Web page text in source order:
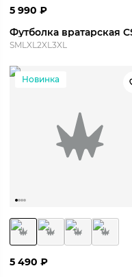
5 990 ₽
SMLXL2XL3XL
Новинка
5 490 ₽